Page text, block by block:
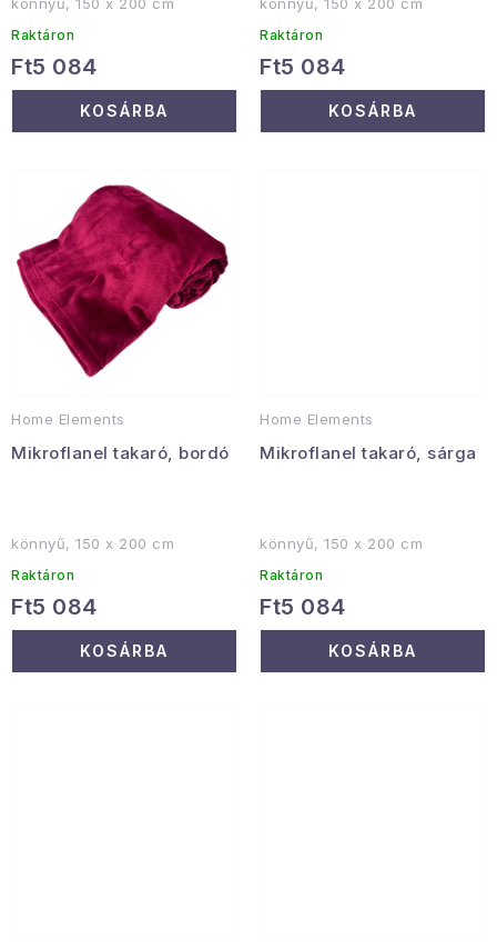
Januári akció
Veľkoobchodná spolupráca
A személyes adatok védelmének feltételei
Kereskedelem feltételes
Érintkezés
Rólunk
Raktáron
Ft5 084
KOSÁRBA
Raktáron
Ft5 084
KOSÁRBA
Home Elements
Mikroflanel takaró, bordó
könnyű, 150 x 200 cm
Raktáron
Ft5 084
KOSÁRBA
Home Elements
Mikroflanel takaró, sárga
könnyű, 150 x 200 cm
Raktáron
Ft5 084
KOSÁRBA